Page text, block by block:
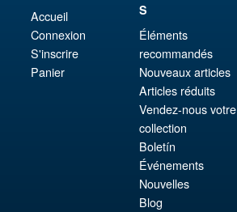
Accueil
Connexion
S'inscrire
Panier
S
Éléments
recommandés
Nouveaux articles
Articles réduits
Vendez-nous votre
collection
Boletín
Événements
Nouvelles
Blog